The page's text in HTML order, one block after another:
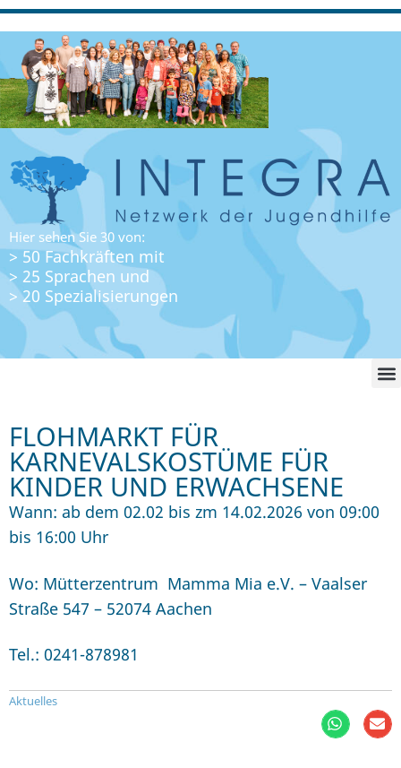
Hier sehen Sie 30 von:
> 50 Fachkräften mit
> 25 Sprachen und
> 20 Spezialisierungen
FLOHMARKT FÜR
KARNEVALSKOSTÜME FÜR
KINDER UND ERWACHSENE
Wann: ab dem 02.02 bis zm 14.02.2026 von 09:00
bis 16:00 Uhr
Wo: Mütterzentrum Mamma Mia e.V. – Vaalser
Straße 547 – 52074 Aachen
Tel.: 0241-878981
Aktuelles